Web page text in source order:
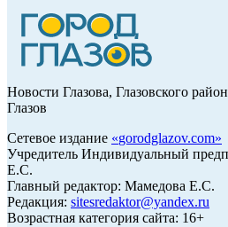
Новости Глазова, Глазовского
Глазов
Сетевое издание «gorodglazov.com»
Учредитель Индивидуальный
Е.С.
Главный редактор: Мамедова Е.С.
Редакция: sitesredaktor@yandex.ru
Возрастная категория сайта: 16+